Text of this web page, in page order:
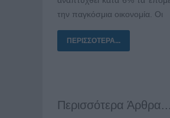
την παγκόσμια οικονομία. Οι
ΠΕΡΙΣΣΌΤΕΡΑ...
Περισσότερα Άρθρα...